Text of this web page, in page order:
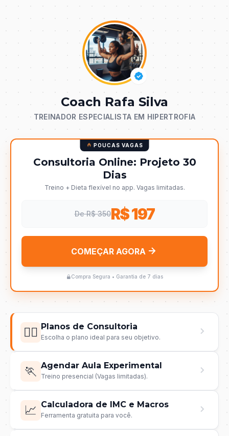
Coach Rafa Silva
TREINADOR ESPECIALISTA EM HIPERTROFIA
POUCAS VAGAS
Consultoria Online: Projeto 30
Dias
Treino + Dieta flexível no app. Vagas limitadas.
De R$ 350R$ 197
COMEÇAR AGORA
Compra Segura • Garantia de 7 dias
🏋️‍♂️ Planos de Consultoria
Escolha o plano ideal para seu objetivo.
🏃 Agendar Aula Experimental
Treino presencial (Vagas limitadas).
📈 Calculadora de IMC e Macros
Ferramenta gratuita para você.